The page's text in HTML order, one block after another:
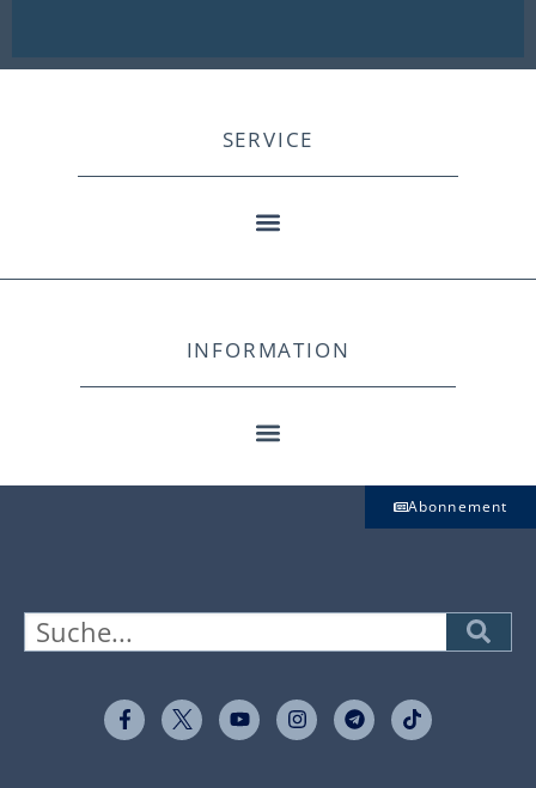
SERVICE
INFORMATION
Abonnement